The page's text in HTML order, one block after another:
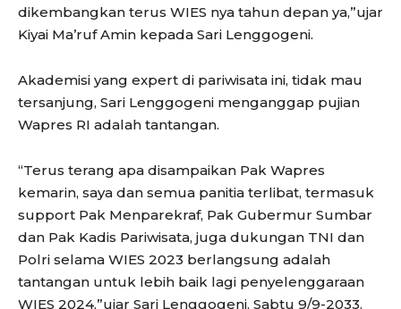
dikembangkan terus WIES nya tahun depan ya,”ujar
Kiyai Ma’ruf Amin kepada Sari Lenggogeni.
Akademisi yang expert di pariwisata ini, tidak mau
tersanjung, Sari Lenggogeni menganggap pujian
Wapres RI adalah tantangan.
“Terus terang apa disampaikan Pak Wapres
kemarin, saya dan semua panitia terlibat, termasuk
support Pak Menparekraf, Pak Gubermur Sumbar
dan Pak Kadis Pariwisata, juga dukungan TNI dan
Polri selama WIES 2023 berlangsung adalah
tantangan untuk lebih baik lagi penyelenggaraan
WIES 2024,”ujar Sari Lenggogeni, Sabtu 9/9-2033.